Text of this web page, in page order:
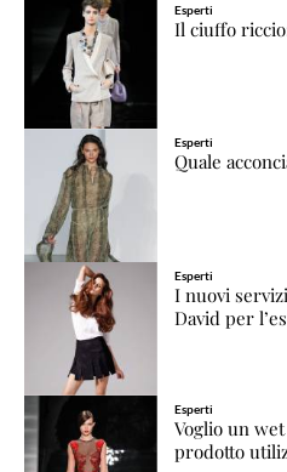
Esperti
Il ciuffo
Esperti
Quale
Esperti
I nuovi
David per
Esperti
Voglio un
prodotto